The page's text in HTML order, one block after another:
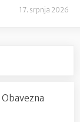
17. srpnja 2026
Obavezna